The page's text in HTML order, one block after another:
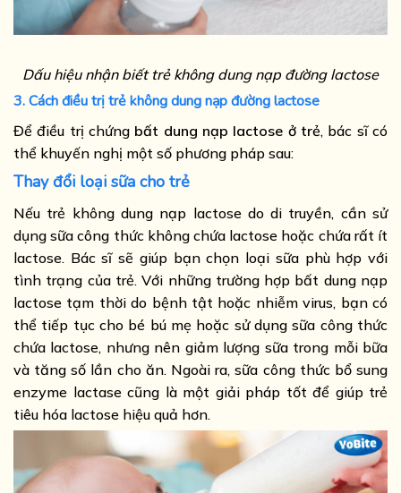
Dấu hiệu nhận biết trẻ không dung nạp đường lactose
3. Cách điều trị trẻ không dung nạp đường lactose
Để điều trị chứng bất dung nạp lactose ở trẻ, bác sĩ có
thể khuyến nghị một số phương pháp sau:
Thay đổi loại sữa cho trẻ
Nếu trẻ không dung nạp lactose do di truyền, cần sử
dụng sữa công thức không chứa lactose hoặc chứa rất ít
lactose. Bác sĩ sẽ giúp bạn chọn loại sữa phù hợp với
tình trạng của trẻ. Với những trường hợp bất dung nạp
lactose tạm thời do bệnh tật hoặc nhiễm virus, bạn có
thể tiếp tục cho bé bú mẹ hoặc sử dụng sữa công thức
chứa lactose, nhưng nên giảm lượng sữa trong mỗi bữa
và tăng số lần cho ăn. Ngoài ra, sữa công thức bổ sung
enzyme lactase cũng là một giải pháp tốt để giúp trẻ
tiêu hóa lactose hiệu quả hơn.